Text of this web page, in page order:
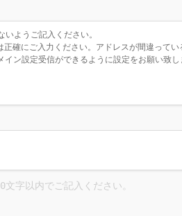
ようご記入ください。
確にご入力ください。アドレスが間違ってい
ン設定受信ができるように設定をお願い致し